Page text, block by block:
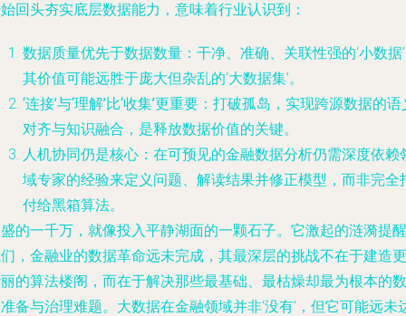
回头夯实底层数据能力，意味着行业认识到：
数据质量优先于数据数量 ：干净、准确、关联性强的‘小数据
其价值可能远胜于庞大但杂乱的‘大数据集’。
‘连接’与‘理解’比‘收集’更重要 ：打破孤岛，实现跨源数据的语
对齐与知识融合，是释放数据价值的关键。
人机协同仍是核心 ：在可预见的金融数据分析仍需深度依赖
域专家的经验来定义问题、解读结果并修正模型，而非完全
付给黑箱算法。
的一千万，就像投入平静湖面的一颗石子。它激起的涟漪提醒
，金融业的数据革命远未完成，其最深层的挑战不在于建造更
的算法楼阁，而在于解决那些最基础、最枯燥却最为根本的数
备与治理难题。大数据在金融领域并非‘没有’，但它可能远未